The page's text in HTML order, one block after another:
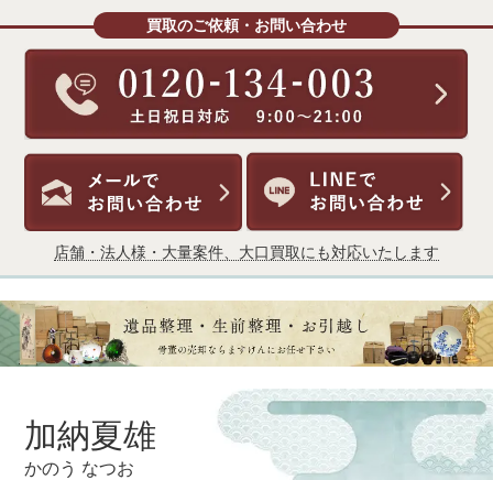
買取のご依頼・お問い合わせ
店舗・法人様・大量案件、大口買取にも対応いたします
加納夏雄
かのう なつお